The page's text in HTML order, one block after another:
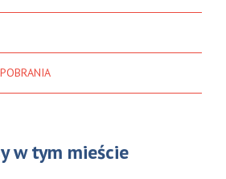
w tym mieście